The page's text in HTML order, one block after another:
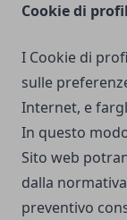
Cookie di
I Cookie di
sulle
Internet, e
In questo
Sito web
dalla
preventivo